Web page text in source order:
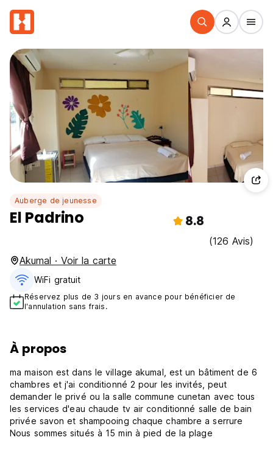
Auberge de jeunesse
El Padrino 8.8
(126 Avis)
Akumal · Voir la carte
WiFi gratuit
Réservez plus de 3 jours en avance pour bénéficier de
l'annulation sans frais.
À propos
ma maison est dans le village akumal, est un bâtiment de 6
chambres et j'ai conditionné 2 pour les invités, peut
demander le privé ou la salle commune cunetan avec tous
les services d'eau chaude tv air conditionné salle de bain
privée savon et shampooing chaque chambre a serrure
Nous sommes situés à 15 min à pied de la plage